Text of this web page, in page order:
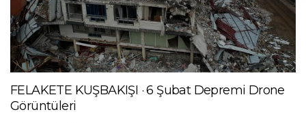
FELAKETE KUŞBAKIŞI · 6 Şubat Depremi Drone
Görüntüleri